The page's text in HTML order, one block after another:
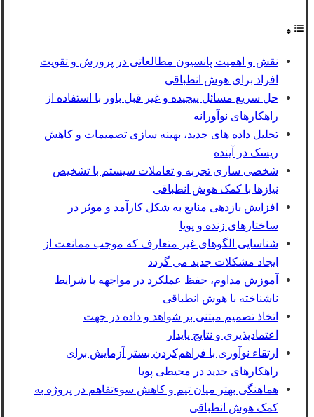
نقش و اهمیت پانسیون مطالعاتی در پرورش و تقویت
افراد برای هوش انطباقی
حل سریع مسائل پیچیده و غیر قبل باور با استفاده از
راهکارهای نوآورانه
تحلیل داده‌ های جدید، بهینه ‌سازی تصمیمات و کاهش
ریسک در آینده
شخصی ‌سازی تجربه و تعاملات سیستم با تشخیص
نیازها با کمک هوش انطباقی
افزایش بازدهی منابع به شکل کارآمد و موثر در
ساختارهای زنده و پویا
شناسایی الگوهای غیر متعارف که موجب ممانعت از
ایجاد مشکلات جدید می‌ گردد
آموزش مداوم، حفظ عملکرد در مواجهه با شرایط
ناشناخته با هوش انطباقی
اتخاذ تصمیم‌ مبتنی بر شواهد و داده‌ در جهت
اعتمادپذیری و نتایج پایدار
ارتقاء نوآوری با فراهم‌کردن بستر آزمایش برای
راهکارهای جدید در محیطی پویا
هماهنگی بهتر میان تیم و کاهش سوءتفاهم در پروژه‌ به
کمک هوش انطباقی